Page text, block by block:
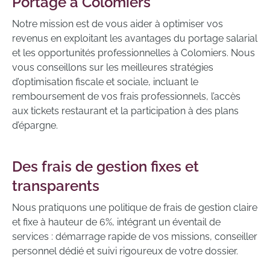
Notre mission est de vous aider à optimiser vos
revenus en exploitant les avantages du portage salarial
et les opportunités professionnelles à Colomiers. Nous
vous conseillons sur les meilleures stratégies
d’optimisation fiscale et sociale, incluant le
remboursement de vos frais professionnels, l’accès
aux tickets restaurant et la participation à des plans
d’épargne.
Des frais de gestion fixes et
transparents
Nous pratiquons une politique de frais de gestion claire
et fixe à hauteur de 6%, intégrant un éventail de
services : démarrage rapide de vos missions, conseiller
personnel dédié et suivi rigoureux de votre dossier.